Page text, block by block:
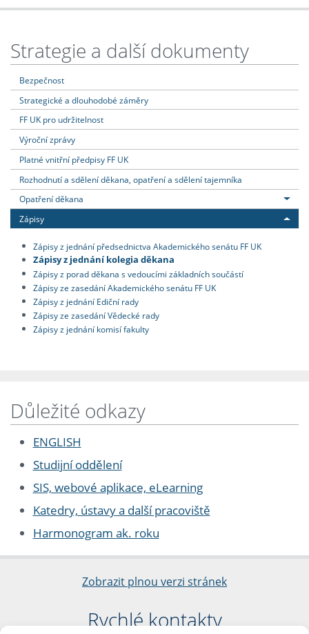
Strategie a další dokumenty
Bezpečnost
Strategické a dlouhodobé záměry
FF UK pro udržitelnost
Výroční zprávy
Platné vnitřní předpisy FF UK
Rozhodnutí a sdělení děkana, opatření a sdělení tajemníka
Opatření děkana
Zápisy
Zápisy z jednání předsednictva Akademického senátu FF UK
Zápisy z jednání kolegia děkana
Zápisy z porad děkana s vedoucími základních součástí
Zápisy ze zasedání Akademického senátu FF UK
Zápisy z jednání Ediční rady
Zápisy ze zasedání Vědecké rady
Zápisy z jednání komisí fakulty
Důležité odkazy
ENGLISH
Studijní oddělení
SIS, webové aplikace, eLearning
Katedry, ústavy a další pracoviště
Harmonogram ak. roku
Zobrazit plnou verzi stránek
Rychlé kontakty